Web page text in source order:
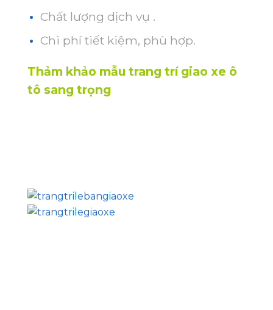
Chất lượng dịch vụ .
Chi phí tiết kiệm, phù hợp.
Thảm khảo mẫu trang trí giao xe ô
tô sang trọng